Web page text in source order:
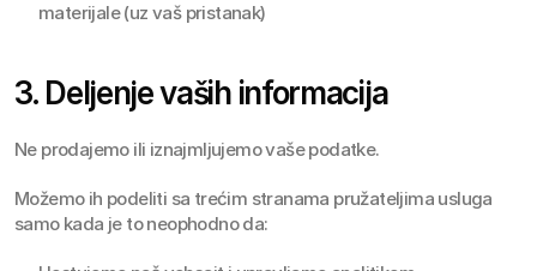
materijale (uz vaš pristanak)
3. Deljenje vaših informacija
Ne prodajemo ili iznajmljujemo vaše podatke.
Možemo ih podeliti sa trećim stranama pružateljima usluga
samo kada je to neophodno da: